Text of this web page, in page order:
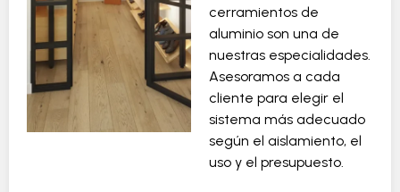
cerramientos de
aluminio son una de
nuestras especialidades.
Asesoramos a cada
cliente para elegir el
sistema más adecuado
según el aislamiento, el
uso y el presupuesto.